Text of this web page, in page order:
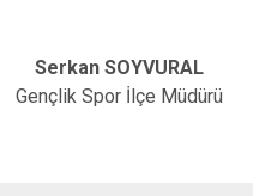
Serkan SOYVURAL
Gençlik Spor İlçe Müdürü